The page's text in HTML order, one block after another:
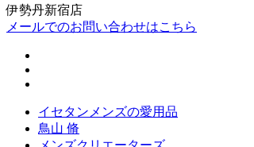
伊勢丹新宿店
メールでのお問い合わせはこちら
イセタンメンズの愛用品
鳥山 脩